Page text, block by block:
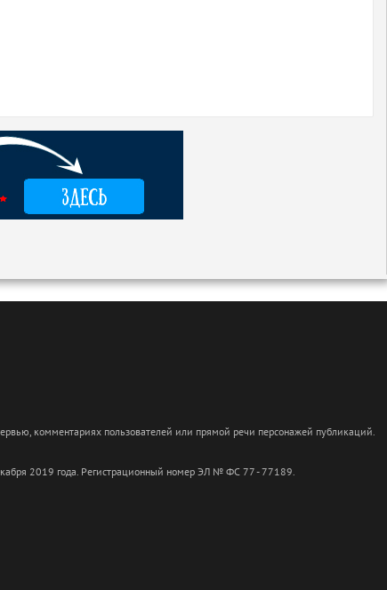
комментариях пользователей или прямой речи персонажей публикаций.
2019 года. Регистрационный номер ЭЛ № ФС 77 - 77189.